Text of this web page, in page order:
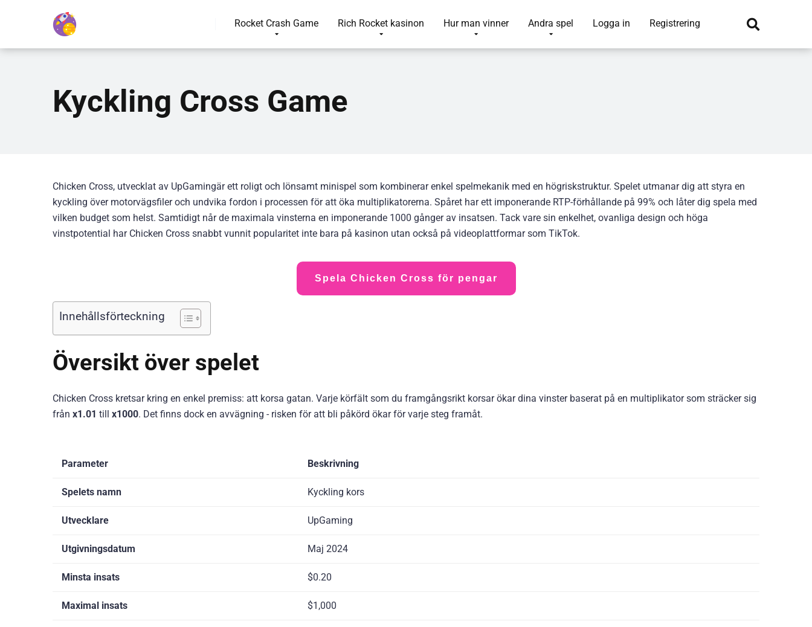
Rocket Crash Game Rich Rocket kasinon Hur man vinner Andra spel Logga in Registrering
Kyckling Cross Game
Chicken Cross, utvecklat av UpGamingär ett roligt och lönsamt minispel som kombinerar enkel spelmekanik med en högriskstruktur. Spelet utmanar dig att styra en
kyckling över motorvägsfiler och undvika fordon i processen för att öka multiplikatorerna. Spåret har ett imponerande RTP-förhållande på 99% och låter dig spela med
vilken budget som helst. Samtidigt når de maximala vinsterna en imponerande 1000 gånger av insatsen. Tack vare sin enkelhet, ovanliga design och höga
vinstpotential har Chicken Cross snabbt vunnit popularitet inte bara på kasinon utan också på videoplattformar som TikTok.
Spela Chicken Cross för pengar
Innehållsförteckning
Översikt över spelet
Chicken Cross kretsar kring en enkel premiss: att korsa gatan. Varje körfält som du framgångsrikt korsar ökar dina vinster baserat på en multiplikator som sträcker sig
från x1.01 till x1000. Det finns dock en avvägning - risken för att bli påkörd ökar för varje steg framåt.
Parameter Beskrivning
Spelets namn Kyckling kors
Utvecklare UpGaming
Utgivningsdatum Maj 2024
Minsta insats $0.20
Maximal insats $1,000